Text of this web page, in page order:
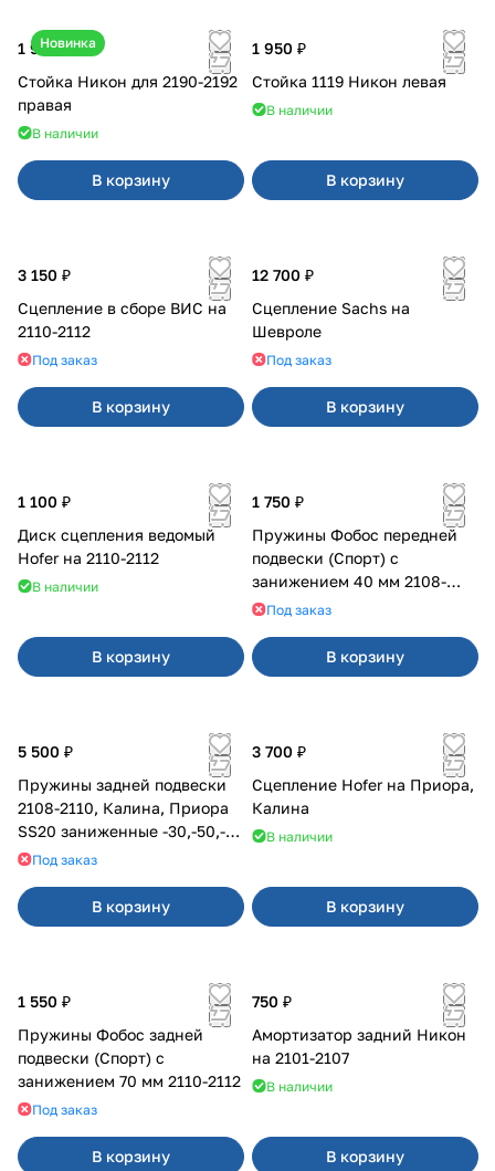
Новинка
1 900 ₽
Стойка Никон для 2190-2192
правая
В наличии
В корзину
1 950 ₽
Стойка 1119 Никон левая
В наличии
В корзину
3 150 ₽
Сцепление в сборе ВИС на
2110-2112
Под заказ
В корзину
12 700 ₽
Сцепление Sachs на
Шевроле
Под заказ
В корзину
1 100 ₽
Диск сцепления ведомый
Hofer на 2110-2112
В наличии
В корзину
1 750 ₽
Пружины Фобос передней
подвески (Спорт) с
занижением 40 мм 2108-
21099, 2113-2115
Под заказ
В корзину
5 500 ₽
Пружины задней подвески
2108-2110, Калина, Приора
SS20 заниженные -30,-50,-70
мм, с переменным шагом
Под заказ
В корзину
3 700 ₽
Сцепление Hofer на Приора,
Калина
В наличии
В корзину
1 550 ₽
Пружины Фобос задней
подвески (Спорт) с
занижением 70 мм 2110-2112
Под заказ
В корзину
750 ₽
Амортизатор задний Никон
на 2101-2107
В наличии
В корзину